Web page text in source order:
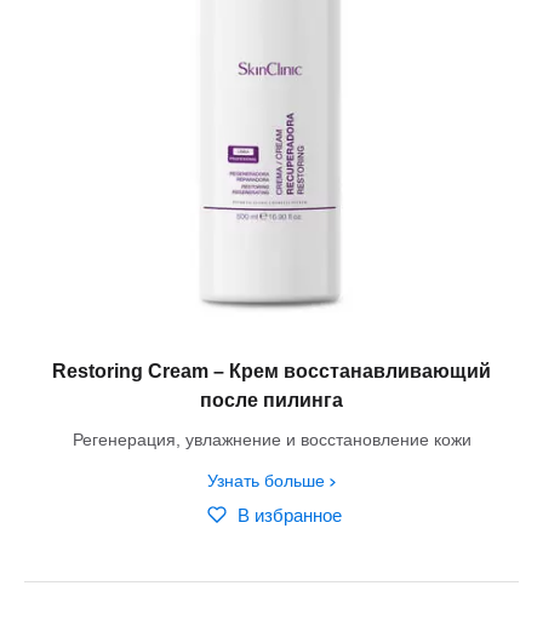
Restoring Cream – Крем восстанавливающий
после пилинга
Регенерация, увлажнение и восстановление кожи
Узнать больше
В избранное